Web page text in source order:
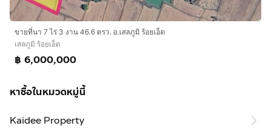
ขายที่นา 7 ไร่ 3 งาน 46.6 ตรว. อ.เสลภูมิ ร้อยเอ็ด
เสลภูมิ ร้อยเอ็ด
฿ 6,000,000
หาซื้อในหมวดหมู่นี้
Kaidee Property